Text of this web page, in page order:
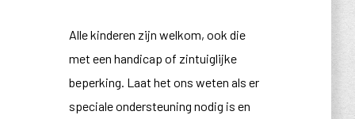
Alle kinderen zijn welkom, ook die
met een handicap of zintuiglijke
beperking. Laat het ons weten als er
speciale ondersteuning nodig is en